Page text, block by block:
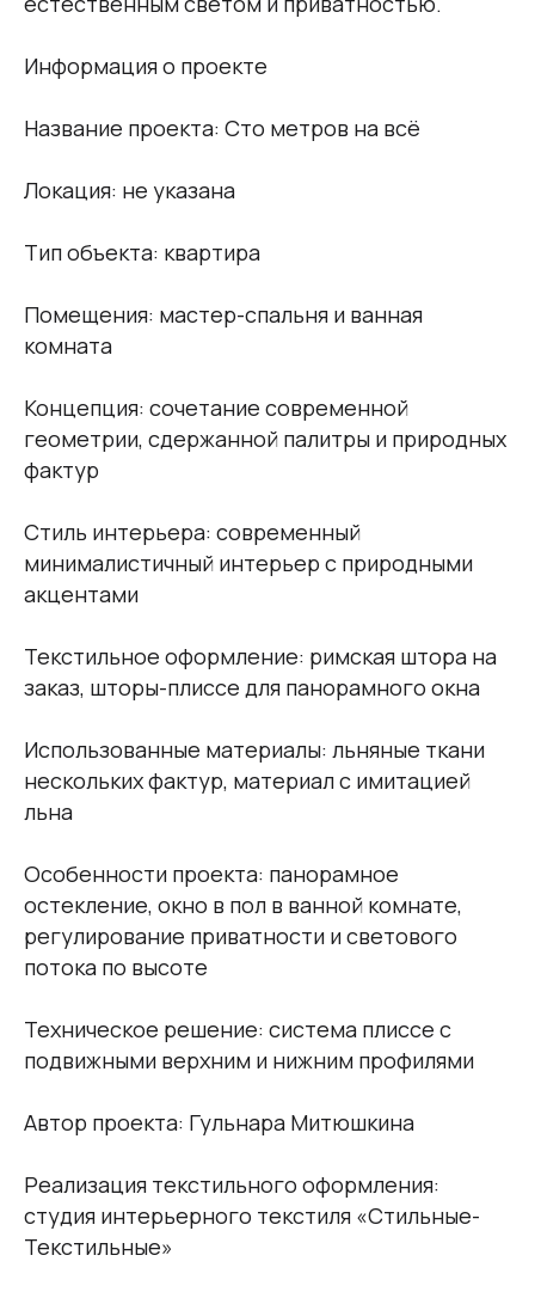
Информация о проекте
Название проекта: Сто метров на всё
Локация: не указана
Тип объекта: квартира
Помещения: мастер-спальня и ванная
комната
Концепция: сочетание современной
геометрии, сдержанной палитры и природных
фактур
Стиль интерьера: современный
минималистичный интерьер с природными
акцентами
Текстильное оформление: римская штора на
заказ, шторы-плиссе для панорамного окна
Использованные материалы: льняные ткани
нескольких фактур, материал с имитацией
льна
Особенности проекта: панорамное
остекление, окно в пол в ванной комнате,
регулирование приватности и светового
потока по высоте
Техническое решение: система плиссе с
подвижными верхним и нижним профилями
Автор проекта: Гульнара Митюшкина
Реализация текстильного оформления:
студия интерьерного текстиля «Стильные-
Текстильные»